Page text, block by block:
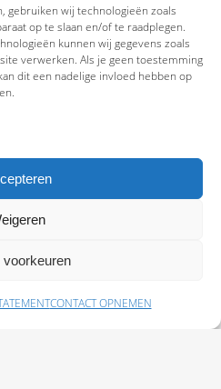
gebruiken wij technologieën zoals
op te slaan en/of te raadplegen.
kunnen wij gegevens zoals
verwerken. Als je geen toestemming
dit een nadelige invloed hebben op
voorkeuren
CONTACT OPNEMEN
maken Polissen